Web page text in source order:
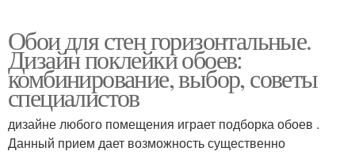
Обои для стен горизонтальные.
Дизайн поклейки обоев:
комбинирование, выбор, советы
специалистов
дизайне любого помещения играет подборка обоев .
Данный прием дает возможность существенно